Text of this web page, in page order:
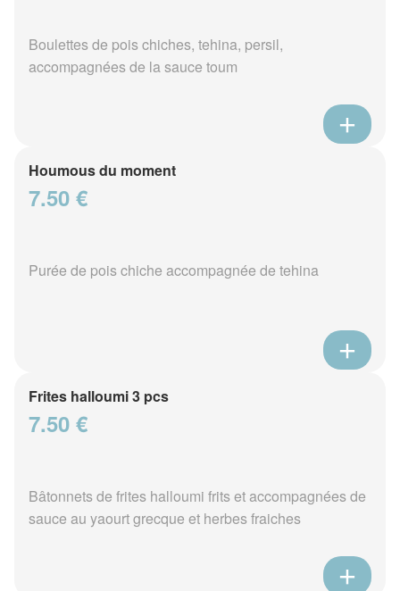
Boulettes de pois chiches, tehina, persil,
accompagnées de la sauce toum
Houmous du moment
7.50 €
Purée de pois chiche accompagnée de tehina
Frites halloumi 3 pcs
7.50 €
Bâtonnets de frites halloumi frits et accompagnées de
sauce au yaourt grecque et herbes fraiches